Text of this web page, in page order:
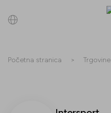
Početna stranica > Trgovine